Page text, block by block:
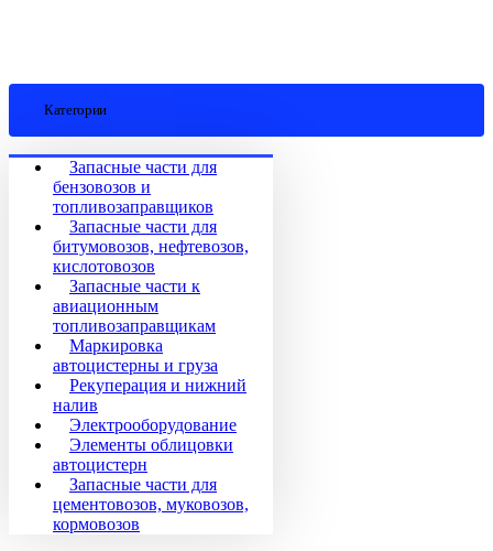
Категории
Запасные части для
бензовозов и
топливозаправщиков
Запасные части для
битумовозов, нефтевозов,
кислотовозов
Запасные части к
авиационным
топливозаправщикам
Маркировка
автоцистерны и груза
Рекуперация и нижний
налив
Электрооборудование
Элементы облицовки
автоцистерн
Запасные части для
цементовозов, муковозов,
кормовозов